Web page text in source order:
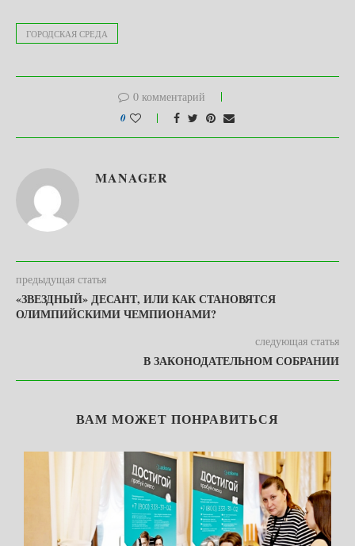
ГОРОДСКАЯ СРЕДА
0 комментарий
0
MANAGER
предыдущая статья
«ЗВЕЗДНЫЙ» ДЕСАНТ, ИЛИ КАК СТАНОВЯТСЯ
ОЛИМПИЙСКИМИ ЧЕМПИОНАМИ?
следующая статья
В ЗАКОНОДАТЕЛЬНОМ СОБРАНИИ
ВАМ МОЖЕТ ПОНРАВИТЬСЯ